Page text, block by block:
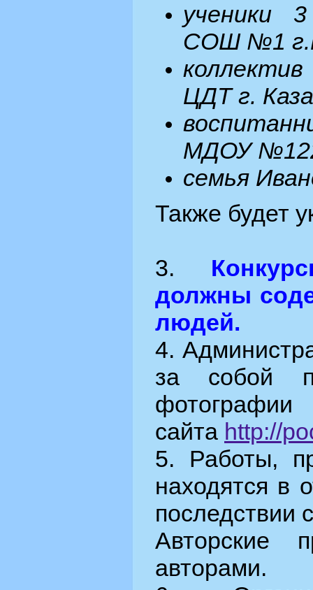
ученики
СОШ №1
ЦДТ г.
МДОУ
семья
Также будет
3.
должны
людей.
4.
за собой
сайта http://
5. Работы,
находятся в
последствии
Авторские
авторами.